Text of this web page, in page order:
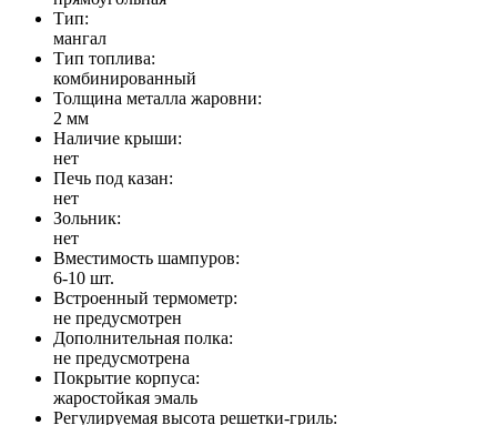
Тип:
мангал
Тип топлива:
комбинированный
Толщина металла жаровни:
2 мм
Наличие крыши:
нет
Печь под казан:
нет
Зольник:
нет
Вместимость шампуров:
6-10 шт.
Встроенный термометр:
не предусмотрен
Дополнительная полка:
не предусмотрена
Покрытие корпуса:
жаростойкая эмаль
Регулируемая высота решетки-гриль: